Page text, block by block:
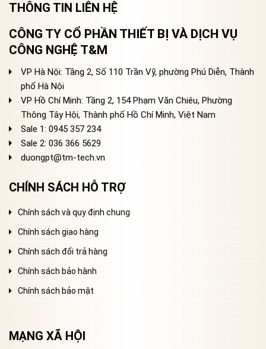
THÔNG TIN LIÊN HỆ
CÔNG TY CỔ PHẦN THIẾT BỊ VÀ DỊCH VỤ
CÔNG NGHỆ T&M
VP Hà Nội: Tầng 2, Số 110 Trần Vỹ, phường Phú Diễn, Thành
phố Hà Nội
VP Hồ Chí Minh: Tầng 2, 154 Phạm Văn Chiêu, Phường
Thông Tây Hội, Thành phố Hồ Chí Minh, Việt Nam
Sale 1: 0945 357 234
Sale 2: 036 366 5629
duongpt@tm-tech.vn
CHÍNH SÁCH HỖ TRỢ
Chính sách và quy định chung
Chính sách giao hàng
Chính sách đổi trả hàng
Chính sách bảo hành
Chính sách bảo mật
MẠNG XÃ HỘI